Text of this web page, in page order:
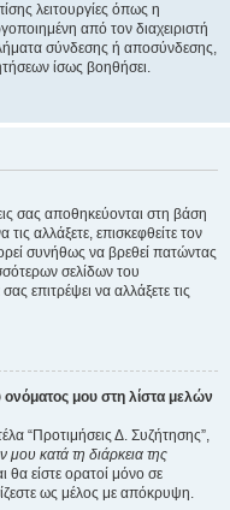
λειτουργίες όπως η
από τον διαχειριστή
σύνδεσης ή αποσύνδεσης,
ίσως βοηθήσει.
σας αποθηκεύονται στη βάση
αλλάξετε, επισκεφθείτε τον
συνήθως να βρεθεί πατώντας
σελίδων του
επιτρέψει να αλλάξετε τις
μου στη λίστα μελών
“Προτιμήσεις Δ. Συζήτησης”,
κατά τη διάρκεια της
θα είστε ορατοί μόνο σε
ως μέλος με απόκρυψη.